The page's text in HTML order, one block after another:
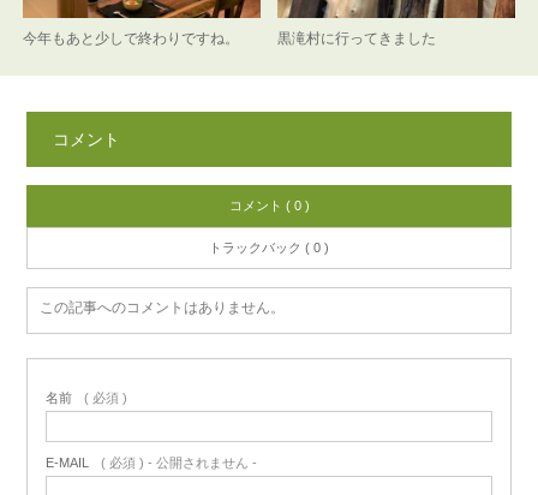
今年もあと少しで終わりですね。 黒滝村に行ってきました
コメント
コメント ( 0 )
トラックバック ( 0 )
この記事へのコメントはありません。
名前 ( 必須 )
E-MAIL ( 必須 ) - 公開されません -